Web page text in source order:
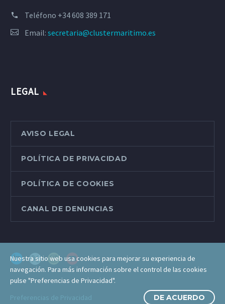
Teléfono +34 608 389 171
Email: secretaria@clustermaritimo.es
LEGAL
AVISO LEGAL
POLÍTICA DE PRIVACIDAD
POLÍTICA DE COOKIES
CANAL DE DENUNCIAS
Nuestra sitio web usa cookies para mejorar su experiencia de
navegación. Para más información sobre el control de las cookies
pulse "Preferencias de Privacidad".
Preferencias de Privacidad
DE ACUERDO